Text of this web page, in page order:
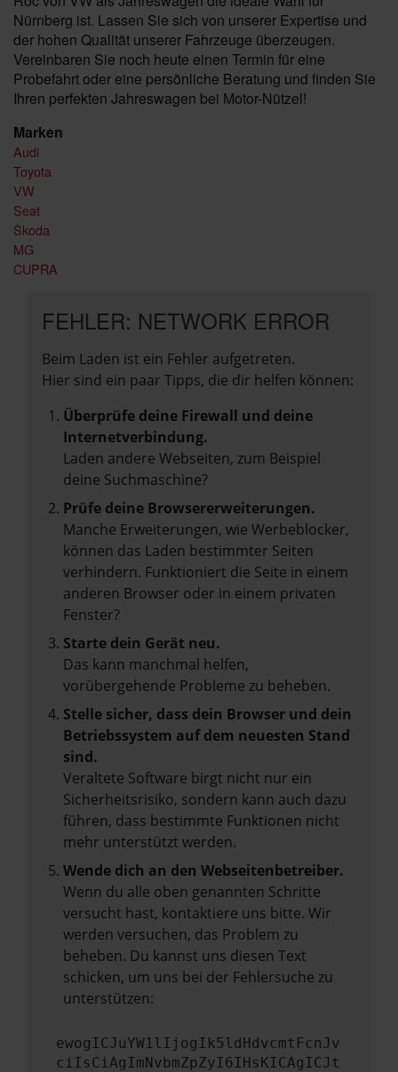
Nürnberg ist. Lassen Sie sich von unserer Expertise und
der hohen Qualität unserer Fahrzeuge überzeugen.
Vereinbaren Sie noch heute einen Termin für eine
Probefahrt oder eine persönliche Beratung und finden Sie
Ihren perfekten Jahreswagen bei Motor-Nützel!
Marken
Audi
Toyota
VW
Seat
Škoda
MG
CUPRA
FEHLER: NETWORK ERROR
Beim Laden ist ein Fehler aufgetreten.
Hier sind ein paar Tipps, die dir helfen können:
Überprüfe deine Firewall und deine
Internetverbindung.
Laden andere Webseiten, zum Beispiel
deine Suchmaschine?
Prüfe deine Browsererweiterungen.
Manche Erweiterungen, wie Werbeblocker,
können das Laden bestimmter Seiten
verhindern. Funktioniert die Seite in einem
anderen Browser oder in einem privaten
Fenster?
Starte dein Gerät neu.
Das kann manchmal helfen,
vorübergehende Probleme zu beheben.
Stelle sicher, dass dein Browser und dein
Betriebssystem auf dem neuesten Stand
sind.
Veraltete Software birgt nicht nur ein
Sicherheitsrisiko, sondern kann auch dazu
führen, dass bestimmte Funktionen nicht
mehr unterstützt werden.
Wende dich an den Webseitenbetreiber.
Wenn du alle oben genannten Schritte
versucht hast, kontaktiere uns bitte. Wir
werden versuchen, das Problem zu
beheben. Du kannst uns diesen Text
schicken, um uns bei der Fehlersuche zu
unterstützen:
ewogICJuYW1lIjogIk5ldHdvcmtFcnJv
ciIsCiAgImNvbmZpZyI6IHsKICAgICJt